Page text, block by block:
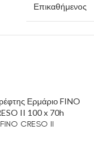
Επικαθήμενος
FINO CRESO II